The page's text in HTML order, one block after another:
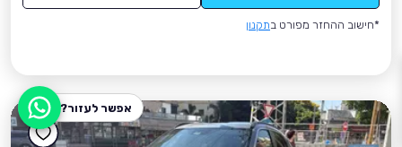
*חישוב ההחזר מפורט בתקנון
אפשר לעזור?